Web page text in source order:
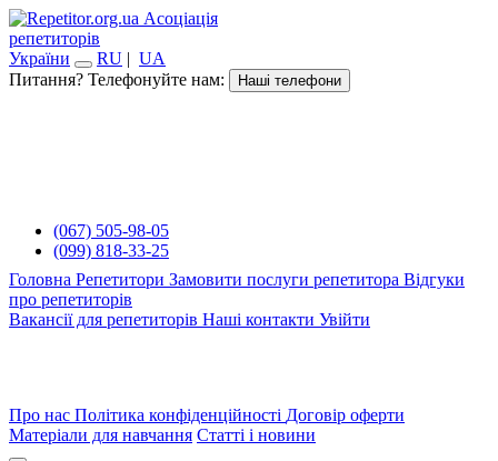
Асоціація
репетиторів
України
RU | UA
Питання? Телефонуйте нам:
Наші телефони
(067) 505-98-05
(099) 818-33-25
Головна Репетитори Замовити послуги репетитора Відгуки
про репетиторів
Вакансії для репетиторів Наші контакти Увійти
Про нас Політика конфіденційності Договір оферти
Матеріали для навчання Статті і новини